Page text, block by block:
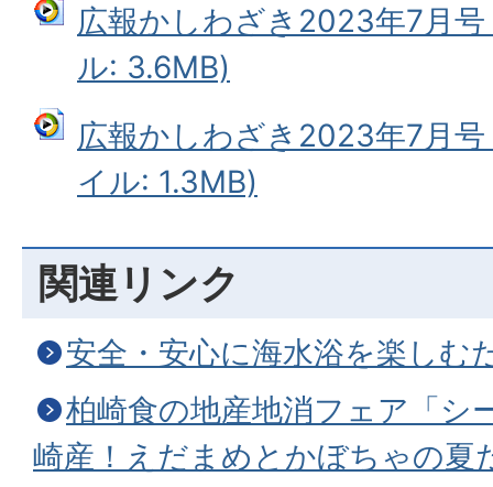
広報かしわざき2023年7月
ル: 3.6MB)
広報かしわざき2023年7月
イル: 1.3MB)
関連リンク
安全・安心に海水浴を楽しむ
柏崎食の地産地消フェア「シ
崎産！えだまめとかぼちゃの夏